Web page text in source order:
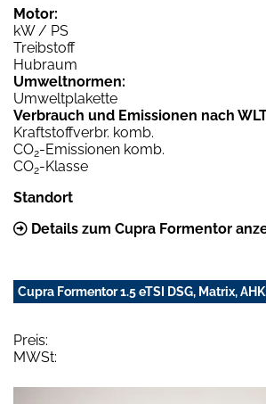
Motor:
kW / PS
Treibstoff
Hubraum
Umweltnormen:
Umweltplakette
Verbrauch und Emissionen nach
Kraftstoffverbr. komb.
CO2-Emissionen komb.
CO2-Klasse
Standort
Details zum Cupra Formentor
Cupra Formentor 1.5 eTSI DSG, Matrix,
Preis:
MWSt: